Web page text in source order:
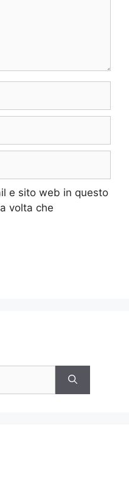
e sito web in questo
volta che